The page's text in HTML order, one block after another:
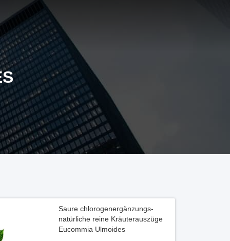
Saure chlorogenergänzungs-
natürliche reine Kräuterauszüge
Eucommia Ulmoides